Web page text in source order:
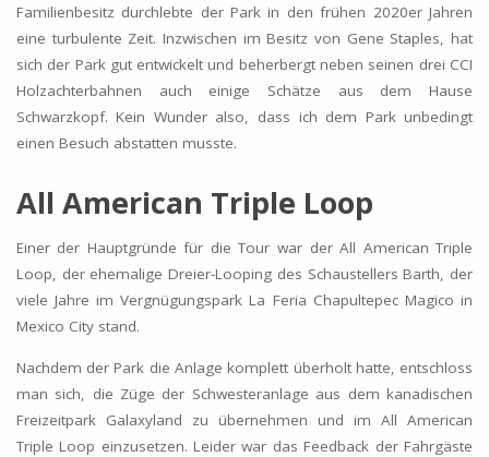
Familienbesitz durchlebte der Park in den frühen 2020er Jahren
eine turbulente Zeit. Inzwischen im Besitz von Gene Staples, hat
sich der Park gut entwickelt und beherbergt neben seinen drei CCI
Holzachterbahnen auch einige Schätze aus dem Hause
Schwarzkopf. Kein Wunder also, dass ich dem Park unbedingt
einen Besuch abstatten musste.
All American Triple Loop
Einer der Hauptgründe für die Tour war der All American Triple
Loop, der ehemalige Dreier-Looping des Schaustellers Barth, der
viele Jahre im Vergnügungspark La Feria Chapultepec Magico in
Mexico City stand.
Nachdem der Park die Anlage komplett überholt hatte, entschloss
man sich, die Züge der Schwesteranlage aus dem kanadischen
Freizeitpark Galaxyland zu übernehmen und im All American
Triple Loop einzusetzen. Leider war das Feedback der Fahrgäste